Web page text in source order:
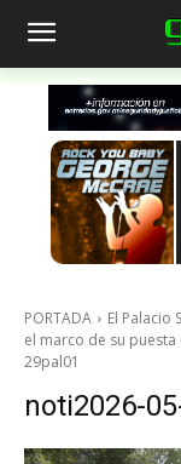
PORTADA
El Palacio
el marco de su puesta
29pal01
noti2026-